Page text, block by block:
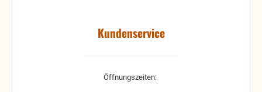
Kundenservice
Öffnungszeiten: